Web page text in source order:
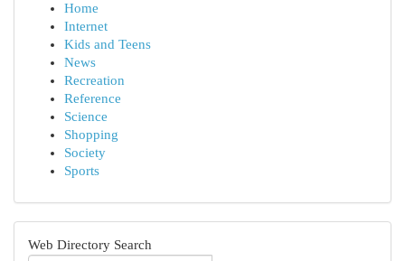
Home
Internet
Kids and Teens
News
Recreation
Reference
Science
Shopping
Society
Sports
Web Directory Search